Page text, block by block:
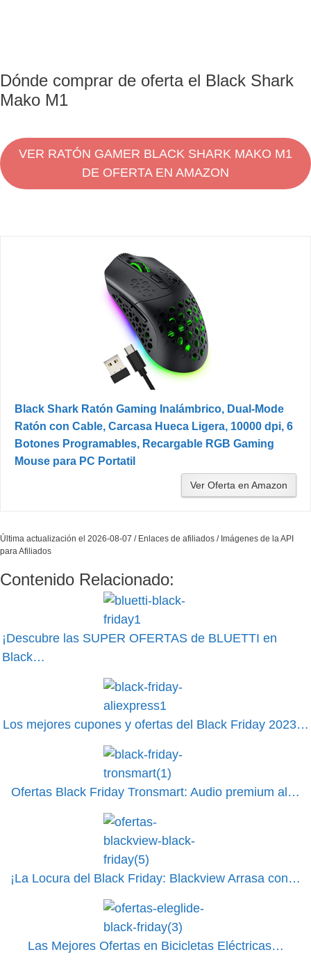
Dónde comprar de oferta el Black Shark
Mako M1
VER RATÓN GAMER BLACK SHARK MAKO M1
DE OFERTA EN AMAZON
Black Shark Ratón Gaming Inalámbrico, Dual-Mode
Ratón con Cable, Carcasa Hueca Ligera, 10000 dpi, 6
Botones Programables, Recargable RGB Gaming
Mouse para PC Portatil
Ver Oferta en Amazon
Última actualización el 2026-08-07 / Enlaces de afiliados / Imágenes de la API
para Afiliados
Contenido Relacionado:
¡Descubre las SUPER OFERTAS de BLUETTI en
Black…
Los mejores cupones y ofertas del Black Friday 2023…
Ofertas Black Friday Tronsmart: Audio premium al…
¡La Locura del Black Friday: Blackview Arrasa con…
Las Mejores Ofertas en Bicicletas Eléctricas…